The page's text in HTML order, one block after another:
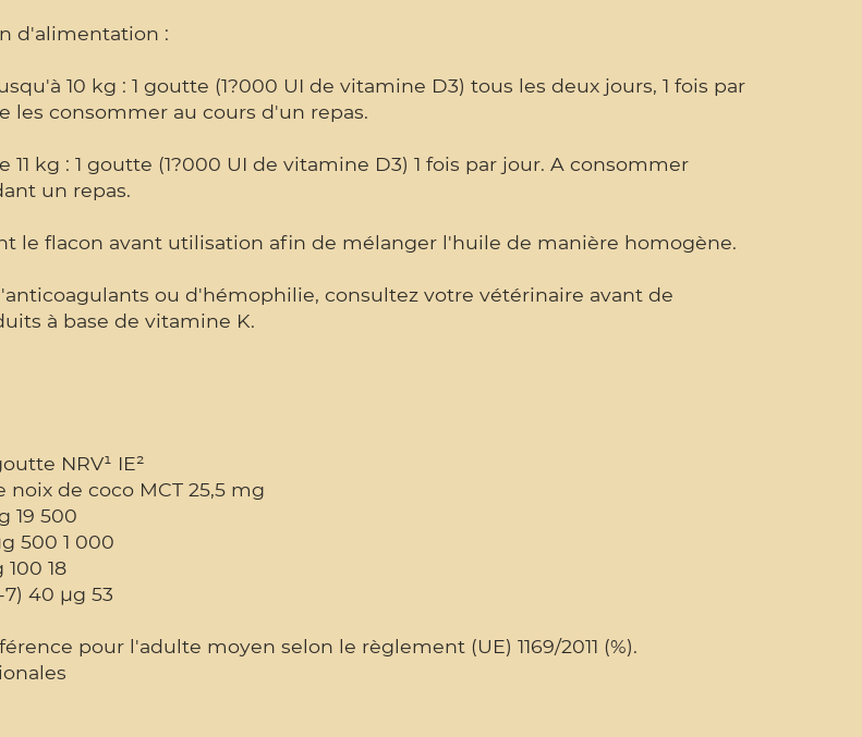
d'alimentation :
10 kg : 1 goutte (1?000 UI de vitamine D3) tous les deux jours, 1 fois par
les consommer au cours d'un repas.
11 kg : 1 goutte (1?000 UI de vitamine D3) 1 fois par jour. A consommer
un repas.
le flacon avant utilisation afin de mélanger l'huile de manière homogène.
ou d'hémophilie, consultez votre vétérinaire avant de
à base de vitamine K.
NRV¹ IE²
noix de coco MCT 25,5 mg
19 500
500 1 000
18
40 µg 53
pour l'adulte moyen selon le règlement (UE) 1169/2011 (%).